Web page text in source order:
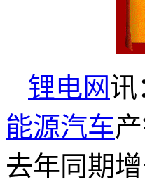
锂电网讯
能源汽车
去年同期